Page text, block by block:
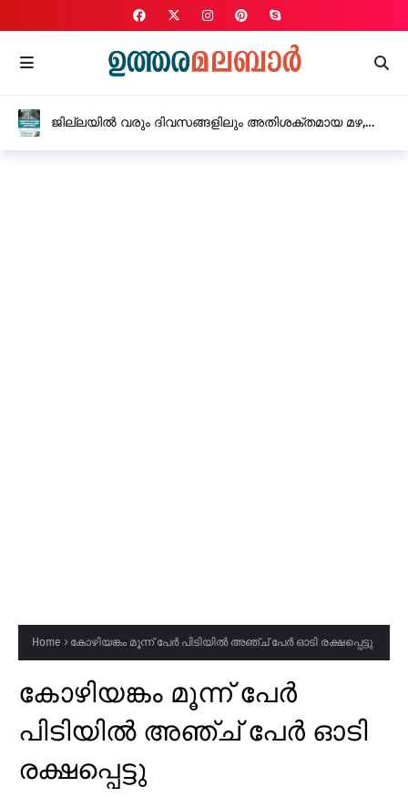
ജില്ലയിൽ വരും ദിവസങ്ങളിലും അതിശക്തമായ മഴ,
Home കോഴിയങ്കം മൂന്ന് പേർ പിടിയിൽ അഞ്ച് പേർ ഓടി രക്ഷപ്പെട്ടു
കോഴിയങ്കം മൂന്ന് പേർ
പിടിയിൽ അഞ്ച് പേർ ഓടി
രക്ഷപ്പെട്ടു